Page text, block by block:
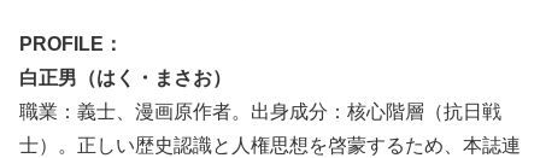
PROFILE：
白正男（はく・まさお）
職業：義士、漫画原作者。出身成分：核心階層（抗日戦
士）。正しい歴史認識と人権思想を啓蒙するため、本誌連